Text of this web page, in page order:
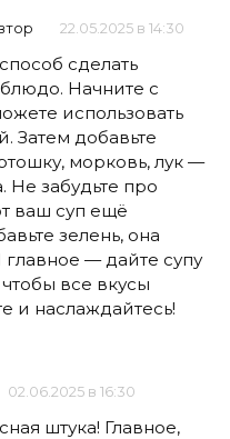
22.05.2025 в 14:30
сделать
Начните с
использовать
Затем добавьте
морковь, лук —
Не забудьте про
ваш суп ещё
зелень, она
— дайте супу
все вкусы
и наслаждайтесь!
02.06.2025 в 16:30
штука! Главное,